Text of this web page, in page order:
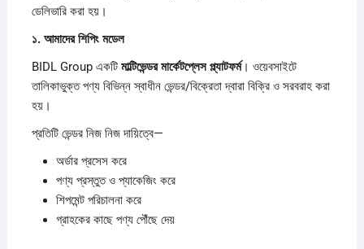
ডেলিভারি করা হয়।
১. আমাদেরশিপিং মডেল
BIDL Group একটি মাল্টিভেন্ডরমার্কেটপ্লেসপ্ল্যাটফর্ম। ওয়েবসাইটে
তালিকাভুক্ত পণ্য বিভিন্ন স্বাধীন ভেন্ডর/বিক্রেতা দ্বারা বিক্রি ও সরবরাহ করা
হয়।
প্রতিটি ভেন্ডর নিজ নিজ দায়িত্বে—
অর্ডার প্রসেস করে
পণ্য প্রস্তুত ও প্যাকেজিং করে
শিপমেন্ট পরিচালনা করে
গ্রাহকের কাছে পণ্য পৌঁছে দেয়